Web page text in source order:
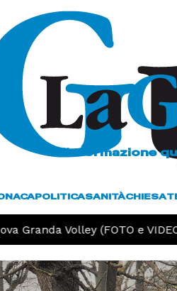
L'informazione
POLITICASANITÀCHIESA
Volley (FOTO e VIDEO)